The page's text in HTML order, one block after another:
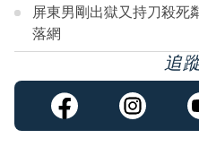
屏東男剛出獄又持刀殺
落網
追